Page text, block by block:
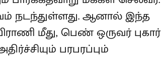
நடந்துள்ளது. ஆனால் இந்த
மீது, பெண் ஒருவர் புகார்
பரபரப்பும்